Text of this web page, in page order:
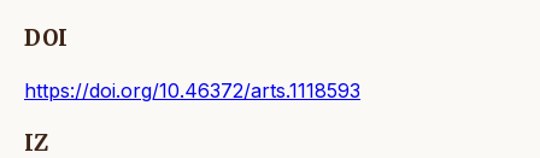
DOI
https://doi.org/10.46372/arts.1118593
IZ